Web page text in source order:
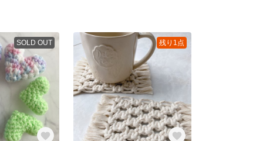
SOLD OUT 残り1点